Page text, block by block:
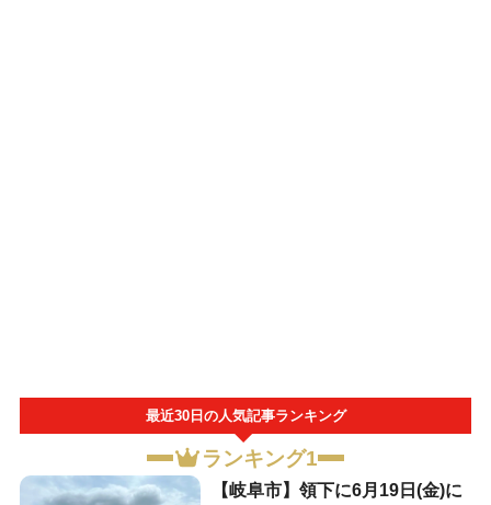
最近30日の人気記事ランキング
ランキング1
【岐阜市】領下に6月19日(金)に